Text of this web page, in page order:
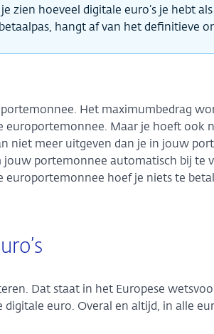
hoeveel digitale euro’s je hebt
hangt af van het definitieve
Het maximumbedrag
europortemonnee. Maar je hoeft ook
niet meer uitgeven dan je in jouw
jouw portemonnee automatisch bij te
europortemonnee hoef je niets te
Dat staat in het Europese
euro. Overal en altijd, in alle